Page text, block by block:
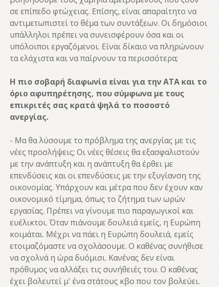
σε επίπεδο φτώχειας. Επίσης, είναι απαραίτητο να
αντιμετωπιστεί το θέμα των συντάξεων. Οι δημόσιοι
υπάλληλοι πρέπει να συνεισφέρουν όσα και οι
υπόλοιποι εργαζόμενοι. Είναι δίκαιο να πληρώνουν
τα ελάχιστα και να παίρνουν τα περισσότερα;
Η πιο σοβαρή διαφωνία είναι για την ΑΤΑ και το
όριο αφυπηρέτησης, που σύμφωνα με τους
επικριτές σας κρατά ψηλά το ποσοστό
ανεργίας.
- Μα θα λύσουμε το πρόβλημα της ανεργίας με τις
νέες προσλήψεις; Οι νέες θέσεις θα εξασφαλιστούν
με την ανάπτυξη και η ανάπτυξη θα έρθει με
επενδύσεις και οι επενδύσεις με την εξυγίανση της
οικονομίας. Υπάρχουν και μέτρα που δεν έχουν καν
οικονομικό τίμημα, όπως το ζήτημα των ωρών
εργασίας. Πρέπει να γίνουμε πιο παραγωγικοί και
ευέλικτοι. Όταν πιάνουμε δουλειά εμείς, η Ευρώπη
κοιμάται. Μέχρι να πάει η Ευρώπη δουλειά, εμείς
ετοιμαζόμαστε να σχολάσουμε. Ο καθένας συνήθισε
να σχολνά η ώρα δυόμισι. Κανένας δεν είναι
πρόθυμος να αλλάξει τις συνήθειές του. Ο καθένας
έχει βολευτεί μ' ένα στάτους κβο που τον βολεύει.